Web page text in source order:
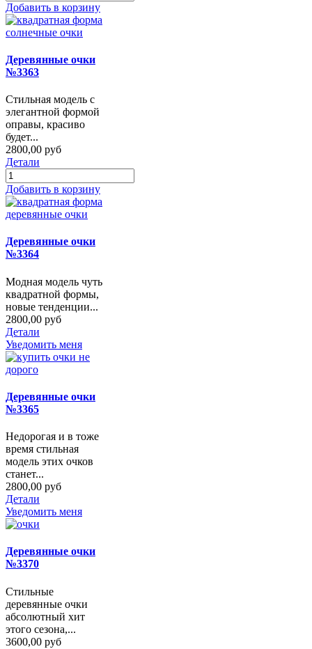
Добавить в корзину
Деревянные очки
№3363
Стильная модель с
элегантной формой
оправы, красиво
будет...
2800,00 руб
Детали
Добавить в корзину
Деревянные очки
№3364
Модная модель чуть
квадратной формы,
новые тенденции...
2800,00 руб
Детали
Уведомить меня
Деревянные очки
№3365
Недорогая и в тоже
время стильная
модель этих очков
станет...
2800,00 руб
Детали
Уведомить меня
Деревянные очки
№3370
Стильные
деревянные очки
абсолютный хит
этого сезона,...
3600,00 руб